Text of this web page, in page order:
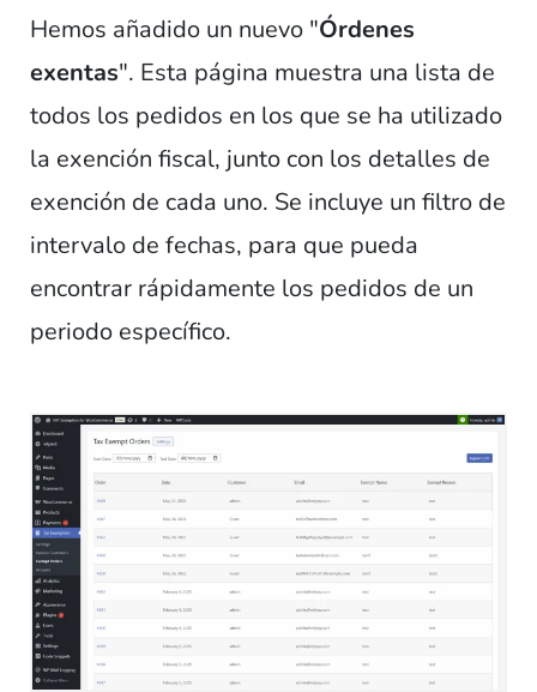
Hemos añadido un nuevo "Órdenes
exentas". Esta página muestra una lista de
todos los pedidos en los que se ha utilizado
la exención fiscal, junto con los detalles de
exención de cada uno. Se incluye un filtro de
intervalo de fechas, para que pueda
encontrar rápidamente los pedidos de un
periodo específico.